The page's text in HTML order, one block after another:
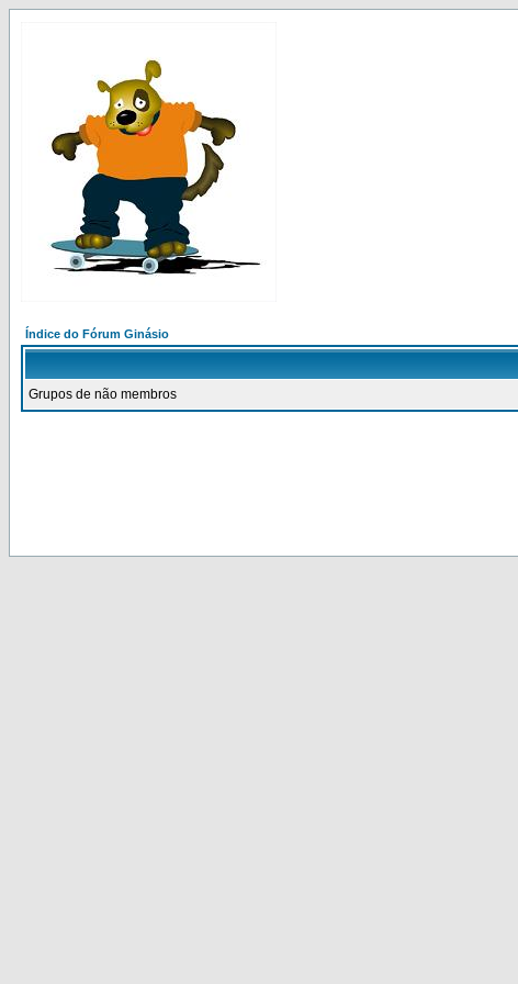
Índice do Fórum Ginásio
Grupos de não membros